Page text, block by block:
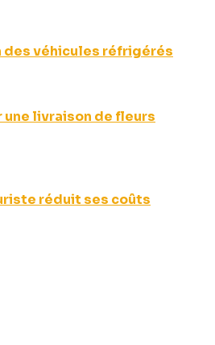
véhicules réfrigérés
une livraison de fleurs
réduit ses coûts